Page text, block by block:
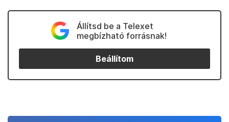
Állítsd be a Telexet
megbízható forrásnak!
Beállítom